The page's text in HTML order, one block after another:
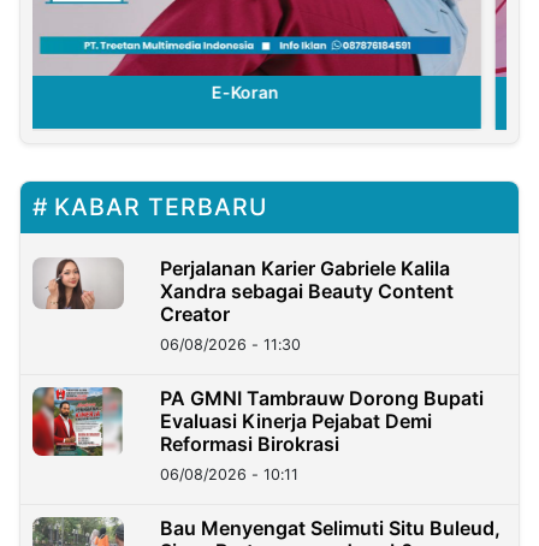
E-Koran
KABAR TERBARU
Perjalanan Karier Gabriele Kalila
Xandra sebagai Beauty Content
Creator
06/08/2026 - 11:30
PA GMNI Tambrauw Dorong Bupati
Evaluasi Kinerja Pejabat Demi
Reformasi Birokrasi
06/08/2026 - 10:11
Bau Menyengat Selimuti Situ Buleud,